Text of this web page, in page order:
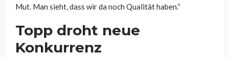
Mut. Man sieht, dass wir da noch Qualität haben.“
Topp droht neue
Konkurrenz